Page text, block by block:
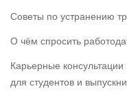
Советы по устранению
О чём спросить
Карьерные консультации
для студентов и